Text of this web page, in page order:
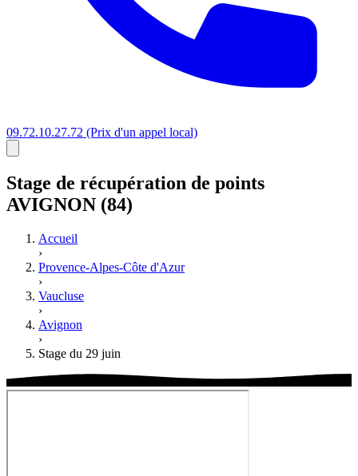
09.72.10.27.72 (Prix d'un appel local)
Stage de récupération de points
AVIGNON (84)
Accueil
›
Provence-Alpes-Côte d'Azur
›
Vaucluse
›
Avignon
›
Stage du 29 juin